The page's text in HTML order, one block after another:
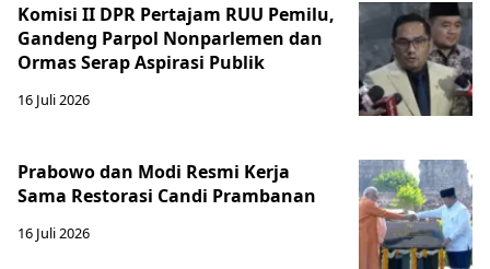
Komisi II DPR Pertajam RUU Pemilu,
Gandeng Parpol Nonparlemen dan
Ormas Serap Aspirasi Publik
16 Juli 2026
Prabowo dan Modi Resmi Kerja
Sama Restorasi Candi Prambanan
16 Juli 2026